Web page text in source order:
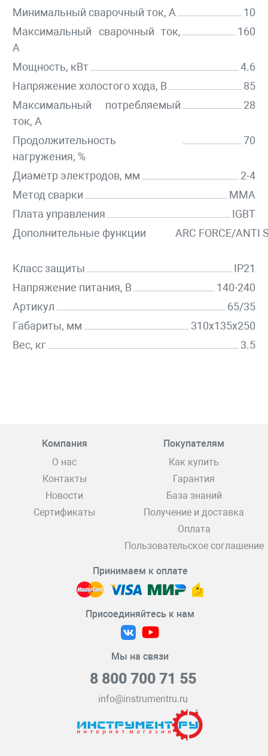
Минимальный сварочный ток, А
10
Максимальный сварочный ток,
А
160
Мощность, кВт
4.6
Напряжение холостого хода, В
85
Максимальный потребляемый
ток, А
28
Продолжительность
нагружения, %
70
Диаметр электродов, мм
2-4
Метод сварки
MMA
Плата управления
IGBT
Дополнительные функции
ARC FORCE/ANTI
Класс защиты
IP21
Напряжение питания, В
140-240
Артикул
65/35
Габариты, мм
310x135x250
Вес, кг
3.5
Компания
О нас
Контакты
Новости
Сертификаты
Покупателям
Как купить
Гарантия
База знаний
Получение и доставка
Оплата
Пользовательское соглашение
Принимаем к оплате
Присоединяйтесь к нам
Мы на связи
8 800 700 71 55
info@instrumentru.ru